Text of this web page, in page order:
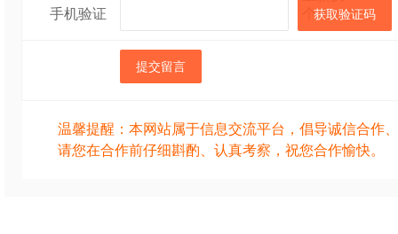
手机验证 获取验证码
提交留言
温馨提醒：本网站属于信息交流平台，倡导诚信合作
请您在合作前仔细斟酌、认真考察，祝您合作愉快。